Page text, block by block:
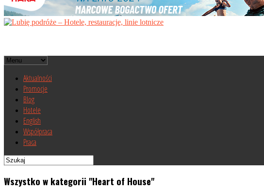
Aktualności
Promocje
Blog
Hotele
English
Współpraca
Praca
Wszystko w kategorii "Heart of House"